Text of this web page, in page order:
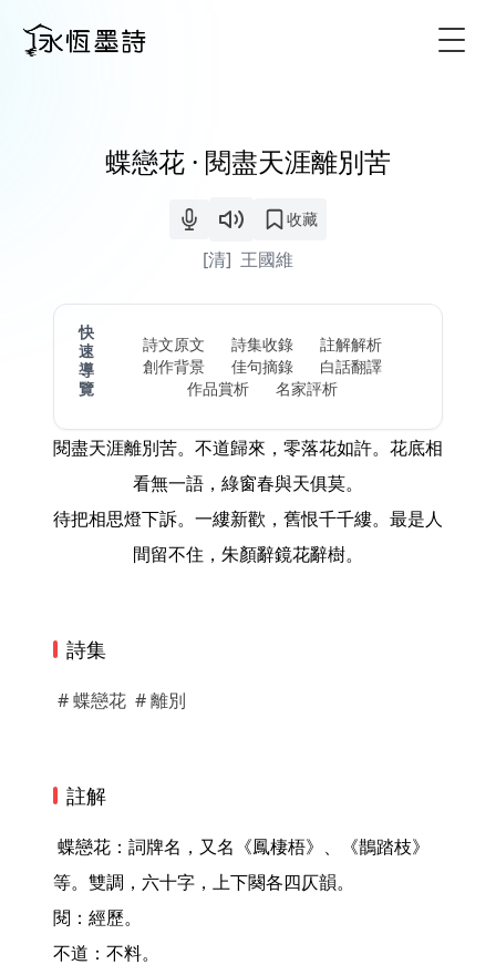
蝶戀花 · 閱盡天涯離別苦
收藏
[清] 王國維
快
速
導
覽
詩文原文 詩集收錄
註解解析
創作背景
佳句摘錄
白話翻譯
作品賞析
名家評析
閱盡天涯離別苦。不道歸來，零落花如許。花底相
看無一語，綠窗春與天俱莫。
待把相思燈下訴。一縷新歡，舊恨千千縷。最是人
間留不住，朱顏辭鏡花辭樹。
詩集
# 蝶戀花 # 離別
註解
等。雙調，六十字，上下闋各四仄韻。
閱：經歷。
不道：不料。